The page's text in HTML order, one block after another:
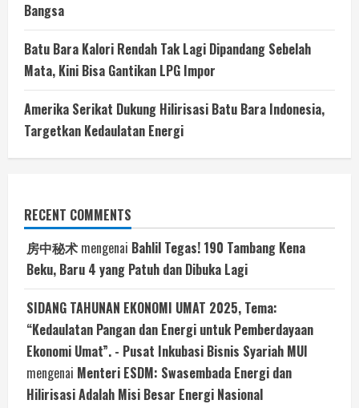
Bangsa
Batu Bara Kalori Rendah Tak Lagi Dipandang Sebelah
Mata, Kini Bisa Gantikan LPG Impor
Amerika Serikat Dukung Hilirisasi Batu Bara Indonesia,
Targetkan Kedaulatan Energi
RECENT COMMENTS
房中秘术 mengenai Bahlil Tegas! 190 Tambang Kena
Beku, Baru 4 yang Patuh dan Dibuka Lagi
SIDANG TAHUNAN EKONOMI UMAT 2025, Tema:
“Kedaulatan Pangan dan Energi untuk Pemberdayaan
Ekonomi Umat”. - Pusat Inkubasi Bisnis Syariah MUI
mengenai Menteri ESDM: Swasembada Energi dan
Hilirisasi Adalah Misi Besar Energi Nasional